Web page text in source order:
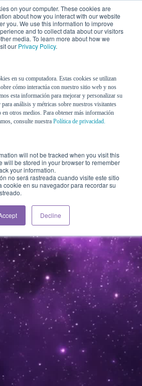
on your computer. These cookies are
about how you interact with our website
you. We use this information to improve
and to collect data about our visitors
media. To learn more about how we
our Privacy Policy.
en su computadora. Estas cookies se utilizan
cómo interactúa con nuestro sitio web y nos
esta información para mejorar y personalizar su
análisis y métricas sobre nuestros visitantes
en otros medios. Para obtener más información
consulte nuestra Política de privacidad.
will not be tracked when you visit this
will be stored in your browser to remember
your information.
no será rastreada cuando visite este sitio
cookie en su navegador para recordar su
Decline